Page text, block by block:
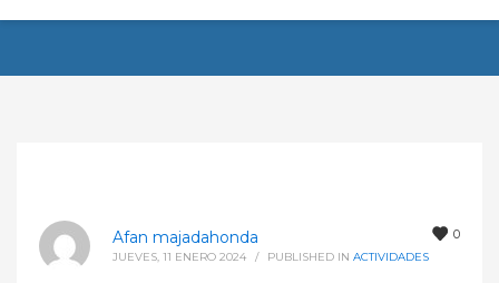
0
Afan majadahonda
JUEVES, 11 ENERO 2024 / PUBLISHED IN ACTIVIDADES